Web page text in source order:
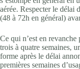
aérée. Respecter le délai
(48 à 72h en général)
Ce qui n’est en
trois à quatre semaines,
forme après le délai
premières semaines